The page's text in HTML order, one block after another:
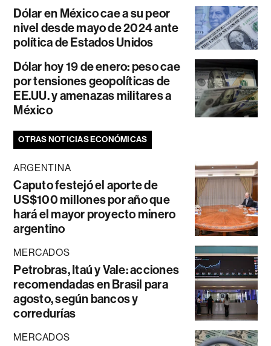
Dólar en México cae a su peor
nivel desde mayo de 2024 ante
política de Estados Unidos
Dólar hoy 19 de enero: peso cae
por tensiones geopolíticas de
EE.UU. y amenazas militares a
México
OTRAS NOTICIAS ECONÓMICAS
ARGENTINA
Caputo festejó el aporte de
US$100 millones por año que
hará el mayor proyecto minero
argentino
MERCADOS
Petrobras, Itaú y Vale: acciones
recomendadas en Brasil para
agosto, según bancos y
corredurías
MERCADOS